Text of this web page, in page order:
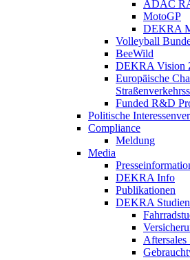
ADAC
MotoGP
DEKRA
Volleyball
BeeWild
DEKRA Vision
Europäische
Funded R&D
Politische
Compliance
Meldung
Media
DEKRA Info
Publikationen
DEKRA Studien
Aftersales